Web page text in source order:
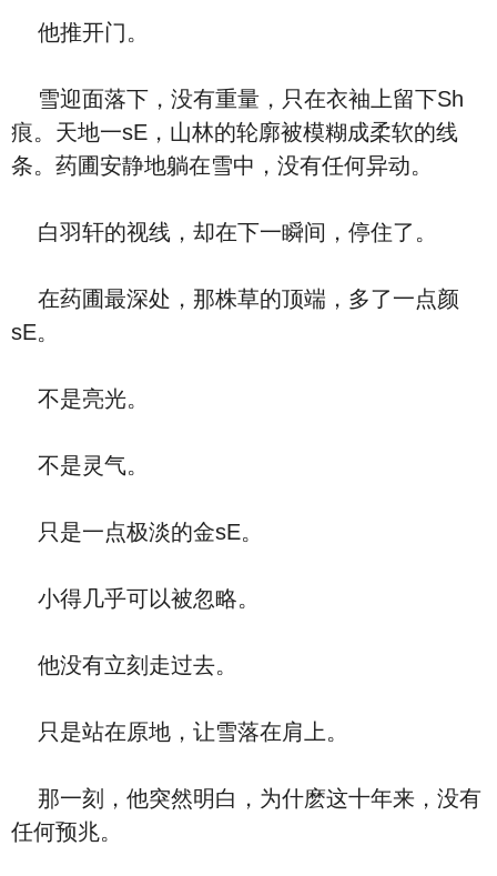
他推开门。
雪迎面落下，没有重量，只在衣袖上留下Sh
痕。天地一sE，山林的轮廓被模糊成柔软的线
条。药圃安静地躺在雪中，没有任何异动。
白羽轩的视线，却在下一瞬间，停住了。
在药圃最深处，那株草的顶端，多了一点颜
sE。
不是亮光。
不是灵气。
只是一点极淡的金sE。
小得几乎可以被忽略。
他没有立刻走过去。
只是站在原地，让雪落在肩上。
那一刻，他突然明白，为什麽这十年来，没有
任何预兆。